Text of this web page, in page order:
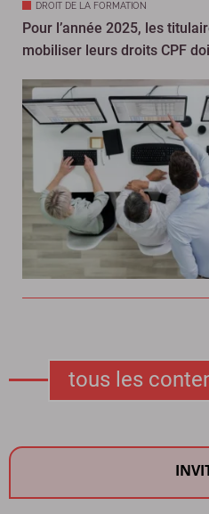
DROIT DE LA FORMATION
Pour l’année 2025, les
mobiliser leurs droits CPF
tous les